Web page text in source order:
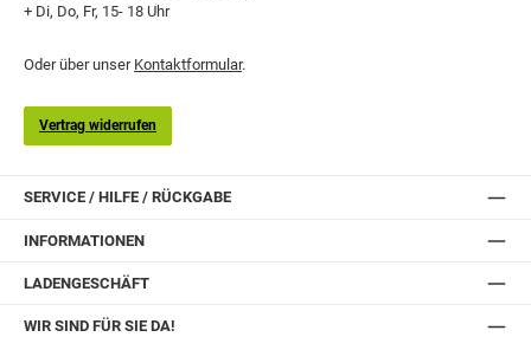
+ Di, Do, Fr, 15- 18 Uhr
Oder über unser Kontaktformular.
Vertrag widerrufen
SERVICE / HILFE / RÜCKGABE
INFORMATIONEN
LADENGESCHÄFT
WIR SIND FÜR SIE DA!